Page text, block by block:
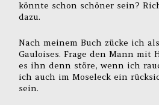
könnte schon schöner sein?
dazu.
Nach meinem Buch zücke ich
Gauloises. Frage den Mann mit
es ihn denn störe, wenn ich
ich auch im Moseleck ein
sein.